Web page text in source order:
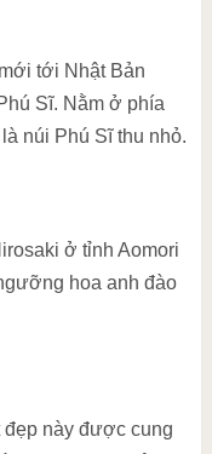
tới Nhật Bản
Sĩ. Nằm ở phía
núi Phú Sĩ thu nhỏ.
ở tỉnh Aomori
hoa anh đào
đẹp này được cung